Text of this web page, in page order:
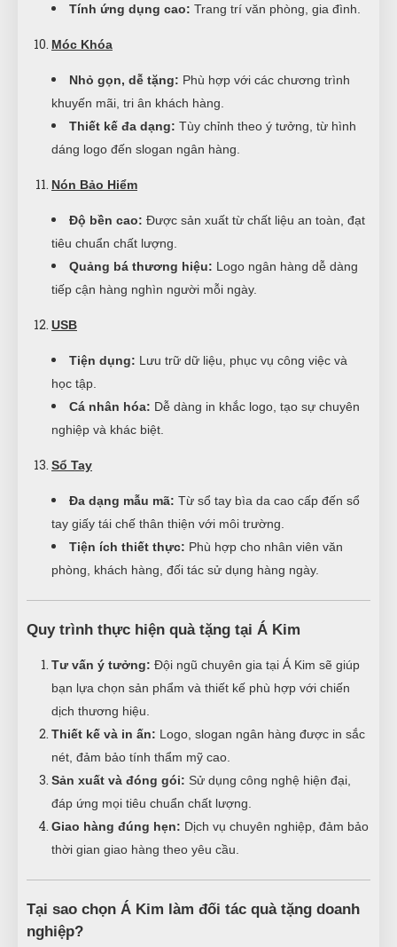
Tính ứng dụng cao: Trang trí văn phòng, gia đình.
Móc Khóa
Nhỏ gọn, dễ tặng: Phù hợp với các chương trình
khuyến mãi, tri ân khách hàng.
Thiết kế đa dạng: Tùy chỉnh theo ý tưởng, từ hình
dáng logo đến slogan ngân hàng.
Nón Bảo Hiểm
Độ bền cao: Được sản xuất từ chất liệu an toàn, đạt
tiêu chuẩn chất lượng.
Quảng bá thương hiệu: Logo ngân hàng dễ dàng
tiếp cận hàng nghìn người mỗi ngày.
USB
Tiện dụng: Lưu trữ dữ liệu, phục vụ công việc và
học tập.
Cá nhân hóa: Dễ dàng in khắc logo, tạo sự chuyên
nghiệp và khác biệt.
Sổ Tay
Đa dạng mẫu mã: Từ sổ tay bìa da cao cấp đến sổ
tay giấy tái chế thân thiện với môi trường.
Tiện ích thiết thực: Phù hợp cho nhân viên văn
phòng, khách hàng, đối tác sử dụng hàng ngày.
Quy trình thực hiện quà tặng tại Á Kim
Tư vấn ý tưởng: Đội ngũ chuyên gia tại Á Kim sẽ giúp
bạn lựa chọn sản phẩm và thiết kế phù hợp với chiến
dịch thương hiệu.
Thiết kế và in ấn: Logo, slogan ngân hàng được in sắc
nét, đảm bảo tính thẩm mỹ cao.
Sản xuất và đóng gói: Sử dụng công nghệ hiện đại,
đáp ứng mọi tiêu chuẩn chất lượng.
Giao hàng đúng hẹn: Dịch vụ chuyên nghiệp, đảm bảo
thời gian giao hàng theo yêu cầu.
Tại sao chọn Á Kim làm đối tác quà tặng doanh
nghiệp?